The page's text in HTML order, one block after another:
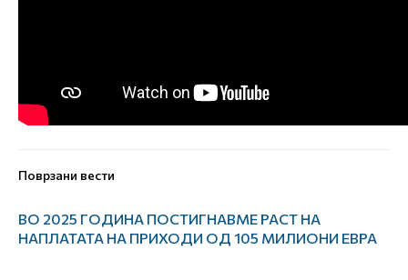
Поврзани вести
ВО 2025 ГОДИНА ПОСТИГНАВМЕ РАСТ НА
НАПЛАТАТА НА ПРИХОДИ ОД 105 МИЛИОНИ ЕВРА